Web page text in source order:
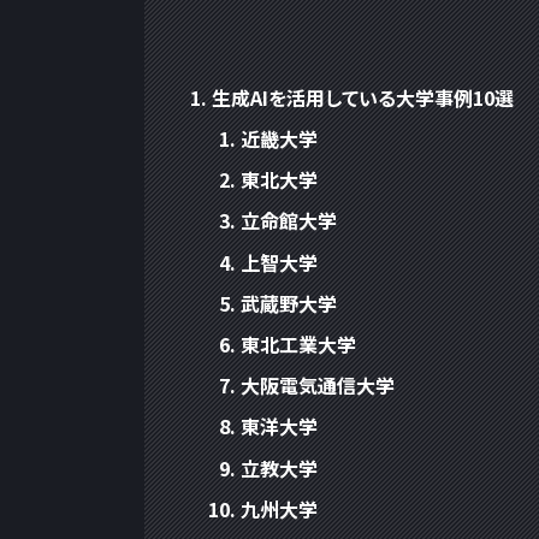
生成AIを活用している大学事例10選
近畿大学
東北大学
立命館大学
上智大学
武蔵野大学
東北工業大学
大阪電気通信大学
東洋大学
立教大学
九州大学